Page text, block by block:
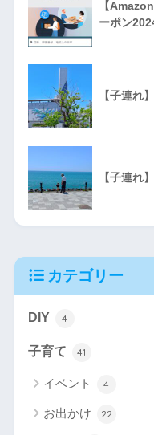
【
ーポン
【子連れ
【子連
カテゴリー
DIY 4
子育て 41
イベント 4
お出かけ 22